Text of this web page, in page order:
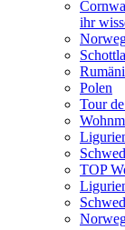
ihr
Polen
Tour
TOP